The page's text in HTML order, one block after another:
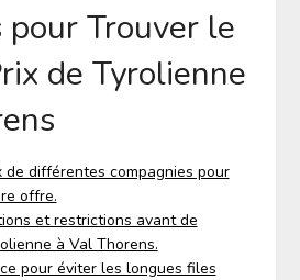
pour Trouver le
de Tyrolienne
de différentes compagnies pour
offre.
et restrictions avant de
à Val Thorens.
pour éviter les longues files